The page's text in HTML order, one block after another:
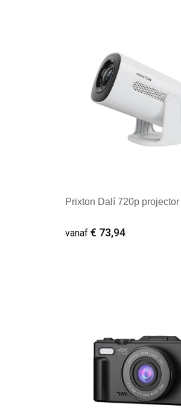
Prixton Dalí 720p projector
vanaf € 73,94